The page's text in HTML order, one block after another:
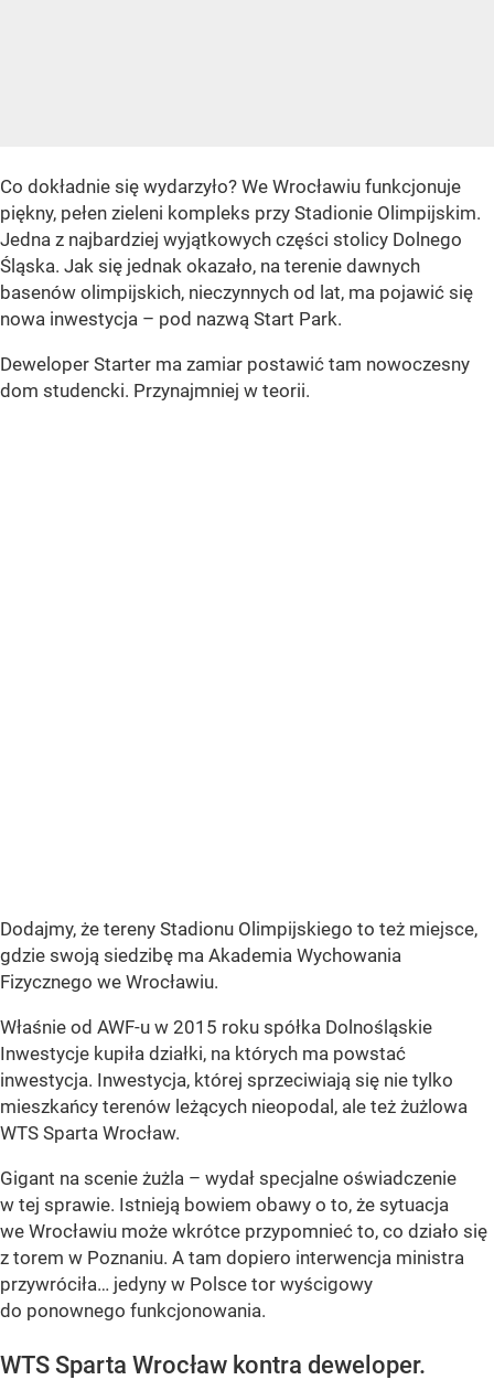
Co dokładnie się wydarzyło? We Wrocławiu funkcjonuje
piękny, pełen zieleni kompleks przy Stadionie Olimpijskim.
Jedna z najbardziej wyjątkowych części stolicy Dolnego
Śląska. Jak się jednak okazało, na terenie dawnych
basenów olimpijskich, nieczynnych od lat, ma pojawić się
nowa inwestycja – pod nazwą Start Park.
Deweloper Starter ma zamiar postawić tam nowoczesny
dom studencki. Przynajmniej w teorii.
Dodajmy, że tereny Stadionu Olimpijskiego to też miejsce,
gdzie swoją siedzibę ma Akademia Wychowania
Fizycznego we Wrocławiu.
Właśnie od AWF-u w 2015 roku spółka Dolnośląskie
Inwestycje kupiła działki, na których ma powstać
inwestycja. Inwestycja, której sprzeciwiają się nie tylko
mieszkańcy terenów leżących nieopodal, ale też żużlowa
WTS Sparta Wrocław.
Gigant na scenie żużla – wydał specjalne oświadczenie
w tej sprawie. Istnieją bowiem obawy o to, że sytuacja
we Wrocławiu może wkrótce przypomnieć to, co działo się
z torem w Poznaniu. A tam dopiero interwencja ministra
przywróciła… jedyny w Polsce tor wyścigowy
do ponownego funkcjonowania.
WTS Sparta Wrocław kontra deweloper.